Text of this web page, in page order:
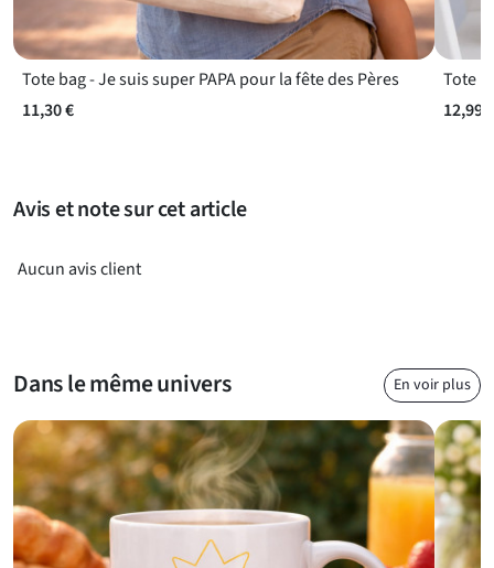
un support classique à un message affectif qui reste bien
visible. Sa couleur blanche met en valeur les contrastes du
motif : le bleu profond du mot “SUPER”, le gris du mot “PAPA”,
les étoiles jaunes et le ruban rouge créent un rendu net et
dynamique. La forme arrondie et l’anse latérale en font une
pour super papa peut être offert seul ou glissé dans un
durable dans le quotidien de celui qui le reçoit.
Tote bag - Je suis super PAPA pour la fête des Pères
11,30 €
12,99 €
Avis et note sur cet article
Aucun avis client
Dans le même univers En voir plus